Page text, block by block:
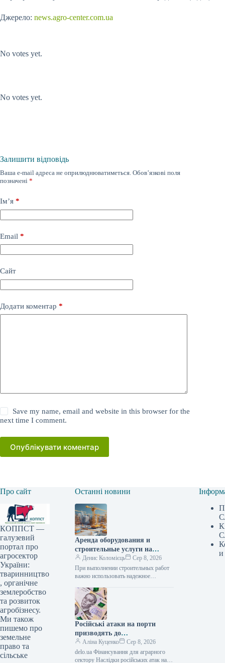
Джерело: news.agro-center.com.ua
No votes yet.
No votes yet.
Залишити відповідь
Ваша e-mail адреса не оприлюднюватиметься. Обов’язкові поля
позначені *
Ім’я *
Email *
Сайт
Додати коментар *
Save my name, email and website in this browser for the
next time I comment.
Опублікувати коментар
Про сайт
КОППСТ —
галузевий
портал про
агросектор
України:
тваринництво
, органічне
землеробство
та розвиток
агробізнесу.
Ми також
пишемо про
земельне
право та
сільське
Останні новини
Аренда оборудования и
строительные услуги на
Lunbix
Денис Коломієць
Сер 8, 2026
При выполнении строительных работ
важно использовать надежное
опытными специалистами. Именно
поэтому многие заказчики выбирают
маркетплейс Lunbix,…
Російські атаки на порти
призводять до
багатомільярдних збитків для
України: один удар сягає 30
мільйонів доларів —
Аліна Куценко
Сер 8, 2026
delo.ua Фінансування для аграрного
сектору Наслідки російських атак на
и